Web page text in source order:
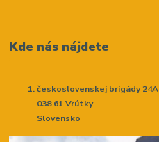
Kde nás nájdete
československej brigády 24A
038 61 Vrútky
Slovensko